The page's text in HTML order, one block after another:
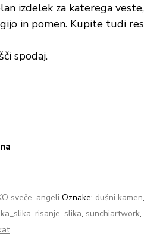
izdelek za katerega veste,
in pomen. Kupite tudi res
spodaj.
sveče, angeli Oznake: dušni kamen,
, risanje, slika, sunchiartwork,